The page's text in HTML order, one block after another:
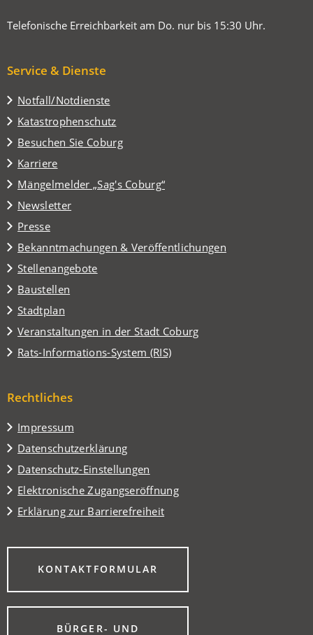
Telefonische Erreichbarkeit am Do. nur bis 15:30 Uhr.
Service & Dienste
Notfall/Notdienste
Katastrophenschutz
Besuchen Sie Coburg
(Öffnet
in
einem
neuen
Tab)
Karriere
Mängelmelder „Sag's Coburg“
(Öffnet
in
einem
neuen
Tab)
Newsletter
Presse
Bekanntmachungen & Veröffentlichungen
Stellenangebote
Baustellen
Stadtplan
(Öffnet
in
einem
neuen
Veranstaltungen in der Stadt Coburg
(Öffnet
in
einem
Tab)
Rats-Informations-System (RIS)
(Öffnet
neuen
Rechtliches
Impressum
Datenschutzerklärung
Datenschutz-Einstellungen
Elektronische Zugangseröffnung
Erklärung zur Barrierefreiheit
KONTAKTFORMULAR
(ÖFFNET
EINEM
NEUEN
BÜRGER- UND